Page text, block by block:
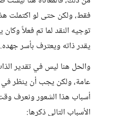
فقط، ولكن حتى لو اكتملت
توجيه النقد لما تم فعلاً
يقدر ذاته ويعترف بأسر
والحل هنا ليس في تقدير
عامة، ولكن يجب أن ينظر
أسباب هذا الشعور ونعرف
الأسباب التالي ذكرها: